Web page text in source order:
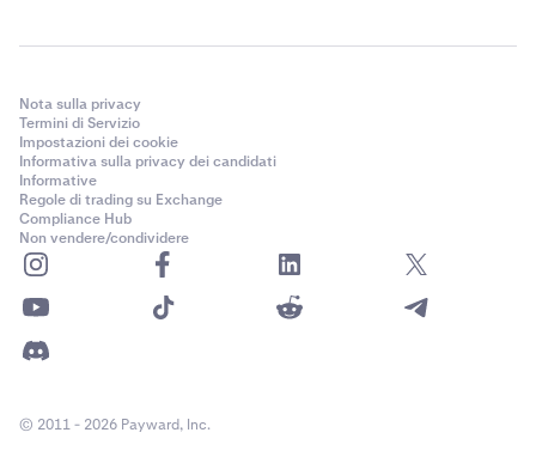
Ethereum (incluse le chain EVM) e Solana;
selezioneremo l'opzione Ethereum.
5
Verrà quindi visualizzato un elenco degli account
Nota sulla privacy
Termini di Servizio
Impostazioni dei cookie
Informativa sulla privacy dei candidati
Informative
Regole di trading su Exchange
Compliance Hub
Non vendere/condividere
© 2011 - 2026 Payward, Inc.